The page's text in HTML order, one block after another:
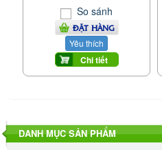
So sánh
ĐẶT HÀNG
Yêu thích
Chi tiết
DANH MỤC SẢN PHẨM